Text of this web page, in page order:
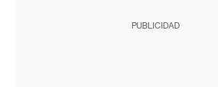
PUBLICIDAD